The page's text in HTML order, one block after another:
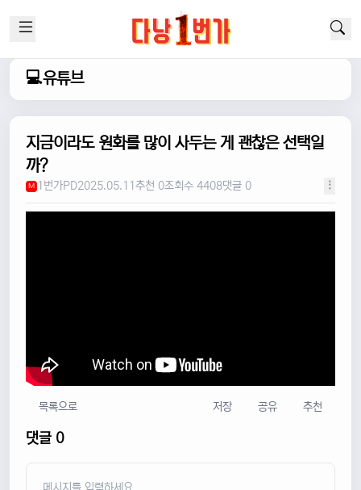
💻유튜브
지금이라도 원화를 많이 사두는 게 괜찮은 선택일
까?
M 1번가PD2025.05.11 추천 0조회수 4408댓글 0
목록으로 저장 공유 추천
댓글 0